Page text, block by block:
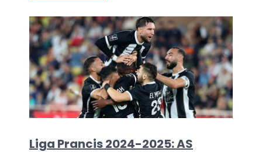
Liga Prancis 2024-2025: AS